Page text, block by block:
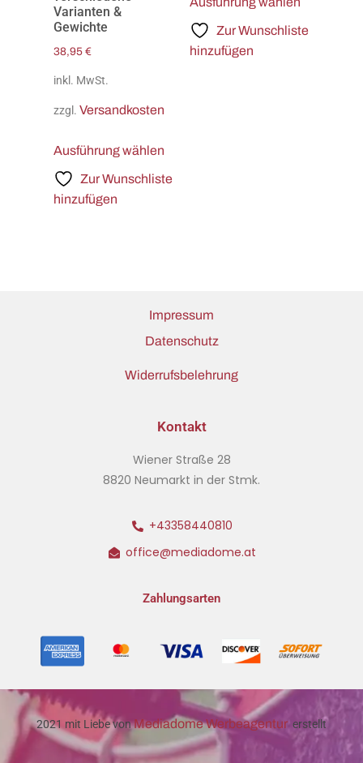
Varianten &
Gewichte
38,95 €
inkl. MwSt.
zzgl. Versandkosten
Ausführung wählen
Zur Wunschliste
hinzufügen
Zur Wunschliste
hinzufügen
Impressum
Datenschutz
Widerrufsbelehrung
Kontakt
Wiener Straße 28
8820 Neumarkt in der Stmk.
+43358440810
office@mediadome.at
Zahlungsarten
2021 mit Liebe vonMediadome Werbeagentur erstellt